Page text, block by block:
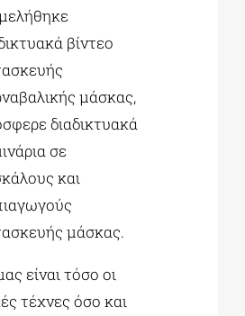
βίντεο
μάσκας,
διαδικτυακά
σε
και
μάσκας.
είναι τόσο οι
τέχνες όσο και